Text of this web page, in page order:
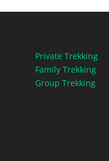
Private Trekking
Family Trekking
Group Trekking